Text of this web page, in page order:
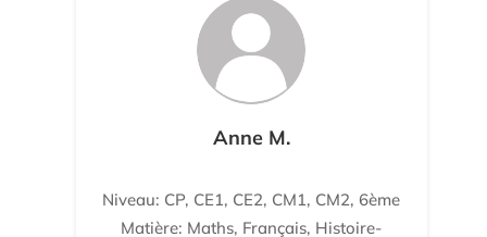
Anne M.
Niveau: CP, CE1, CE2, CM1, CM2, 6ème
Matière: Maths, Français, Histoire-